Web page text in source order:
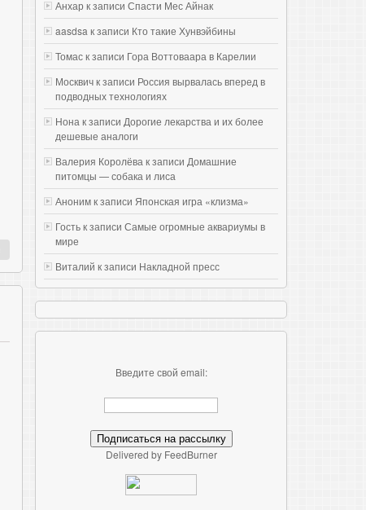
Анхар к записи Спасти Мес Айнак
aasdsa к записи Кто такие Хунвэйбины
Томас к записи Гора Воттоваара в Карелии
Москвич к записи Россия вырвалась вперед в
подводных технологиях
Нона к записи Дорогие лекарства и их более
дешевые аналоги
Валерия Королёва к записи Домашние
питомцы — собака и лиса
Аноним к записи Японская игра «клизма»
Гость к записи Самые огромные аквариумы в
мире
Виталий к записи Накладной пресс
Введите свой email:
Delivered by FeedBurner